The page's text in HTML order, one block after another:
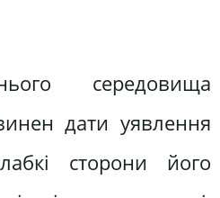
середовища
дати уявлення
сторони його